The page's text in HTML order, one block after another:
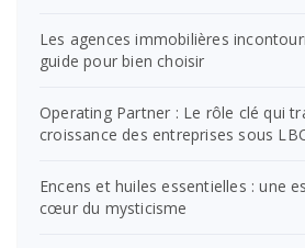
Les agences immobilières
guide pour bien choisir
Operating Partner : Le rôle clé qui
croissance des entreprises sous
Encens et huiles essentielles : une
cœur du mysticisme